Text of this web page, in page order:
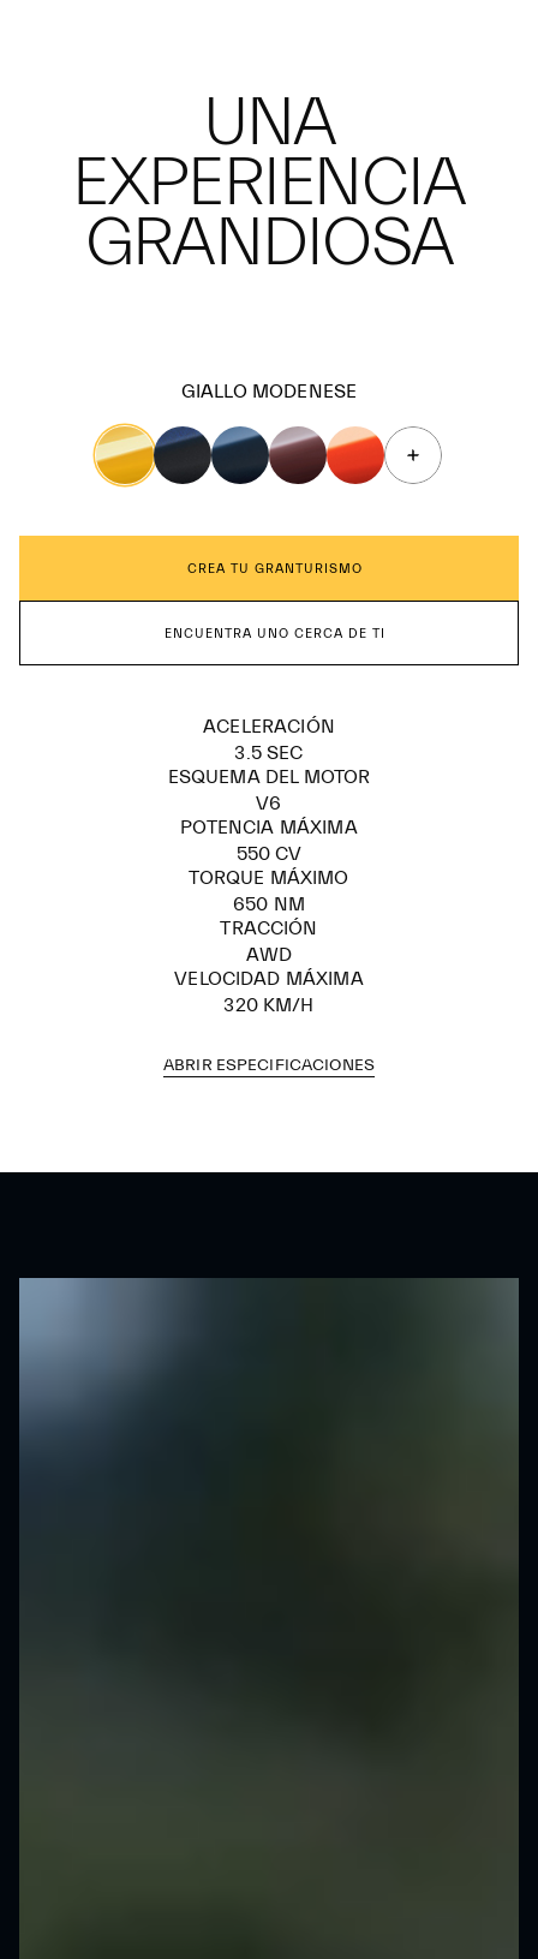
UNA
EXPERIENCIA
GRANDIOSA
GIALLO MODENESE
CREA TU GRANTURISMO
ENCUENTRA UNO CERCA DE TI
ACELERACIÓN
3.5 SEC
ESQUEMA DEL MOTOR
V6
POTENCIA MÁXIMA
550 CV
TORQUE MÁXIMO
650 NM
TRACCIÓN
AWD
VELOCIDAD MÁXIMA
320 KM/H
ABRIR ESPECIFICACIONES